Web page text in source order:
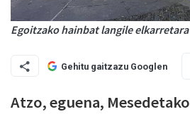
Egoitzako hainbat langile
Gehitu gaitzazu Googlen
Atzo, eguena,